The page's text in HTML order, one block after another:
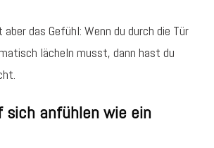
das Gefühl: Wenn du durch die Tür
lächeln musst, dann hast du
sich anfühlen wie ein